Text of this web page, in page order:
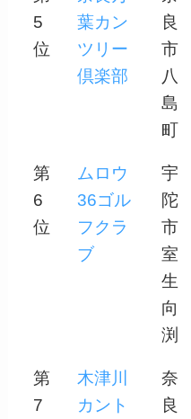
5
位
葉カン
ツリー
倶楽部
良
市
八
島
町
第
6
位
ムロウ
36ゴル
フクラ
ブ
宇
陀
市
室
生
向
渕
第
7
木津川
カント
奈
良